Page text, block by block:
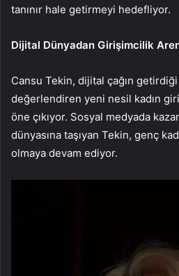
tanınır hale getirmeyi hedefliyor.
Dijital Dünyadan Girişimcilik
Cansu Tekin, dijital çağın
değerlendiren yeni nesil kadın
öne çıkıyor. Sosyal medyada
dünyasına taşıyan Tekin, genç
olmaya devam ediyor.